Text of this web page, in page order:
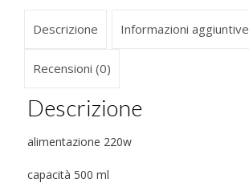
Descrizione Informazioni aggiuntive
Recensioni (0)
Descrizione
alimentazione 220w
capacità 500 ml